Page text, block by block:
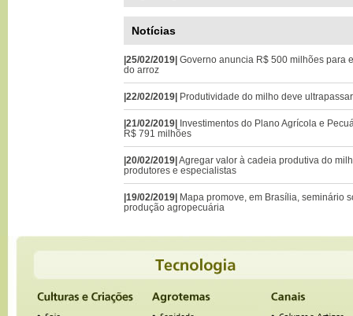
Notícias
|25/02/2019| Governo anuncia R$ 500 milhões para
do arroz
|22/02/2019| Produtividade do milho deve
|21/02/2019| Investimentos do Plano Agrícola e
R$ 791 milhões
|20/02/2019|Agregar valor à cadeia produtiva do
produtores e especialistas
|19/02/2019| Mapa promove, em Brasília, seminário
produção agropecuária